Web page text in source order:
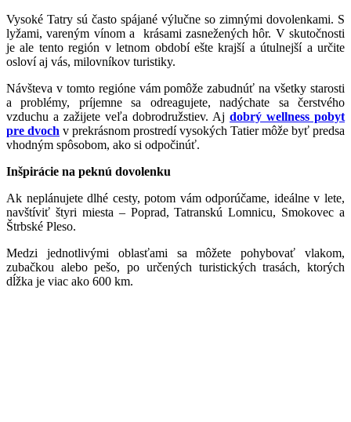
Vysoké Tatry sú často spájané výlučne so zimnými dovolenkami. S
lyžami, vareným vínom a krásami zasnežených hôr. V skutočnosti
je ale tento región v letnom období ešte krajší a útulnejší a určite
osloví aj vás, milovníkov turistiky.
Návšteva v tomto regióne vám pomôže zabudnúť na všetky starosti
a problémy, príjemne sa odreagujete, nadýchate sa čerstvého
vzduchu a zažijete veľa dobrodružstiev. Aj dobrý wellness pobyt
pre dvoch v prekrásnom prostredí vysokých Tatier môže byť predsa
vhodným spôsobom, ako si odpočinúť.
Inšpirácie na peknú dovolenku
Ak neplánujete dlhé cesty, potom vám odporúčame, ideálne v lete,
navštíviť štyri miesta – Poprad, Tatranskú Lomnicu, Smokovec a
Štrbské Pleso.
Medzi jednotlivými oblasťami sa môžete pohybovať vlakom,
zubačkou alebo pešo, po určených turistických trasách, ktorých
dĺžka je viac ako 600 km.